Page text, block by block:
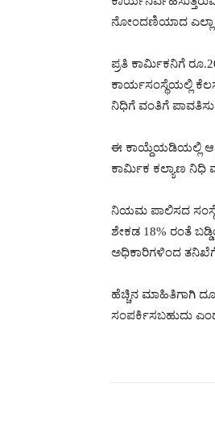
ನೋಂದಣಿಯಾದ ಎಲ್ಲಾ
ಪ್ರತಿ ಕಾರ್ಮಿಕನಿಗೆ
ಕಾರ್ಯಸಂಸ್ಥೆಯಲ್ಲಿ
ನಿಧಿಗೆ ವಂತಿಗೆ
ಈ ಕಾಯ್ದೆಯಡಿಯಲ್ಲಿ
ಕಾರ್ಮಿಕ ಕಲ್ಯಾಣ ನಿಧಿ
ನಿಯಮ ಪಾಲಿಸದ
ಶೇಕಡ 18% ರಂತೆ
ಅಧಿಕಾರಿಗಳಿಂದ ತನಿಖೆಗೆ
ಹೆಚ್ಚಿನ ಮಾಹಿತಿಗಾಗಿ
ಸಂಪರ್ಕಿಸಬಹುದು